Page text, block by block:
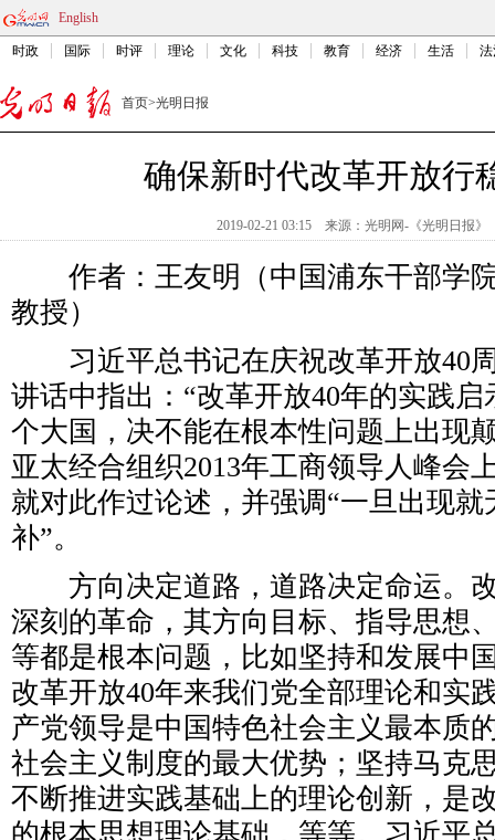
English
时政 国际 时评 理论 文化 科技 教育 经济 生活
首页>光明日报
确保新时代改革开放行
2019-02-21 03:15 来源： 光明网-《光明日报》
作者：王友明（中国浦东干部学
教授）
习近平总书记在庆祝改革开放40
讲话中指出：“改革开放40年的实践
个大国，决不能在根本性问题上出现
亚太经合组织2013年工商领导人峰会
就对此作过论述，并强调“一旦出现
补”。
方向决定道路，道路决定命运。
深刻的革命，其方向目标、指导思想
等都是根本问题，比如坚持和发展中
改革开放40年来我们党全部理论和实
产党领导是中国特色社会主义最本质
社会主义制度的最大优势；坚持马克
不断推进实践基础上的理论创新，是